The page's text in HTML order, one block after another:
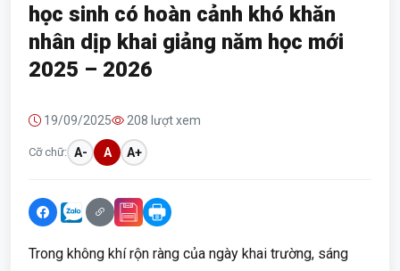
học sinh có hoàn cảnh khó khăn
nhân dịp khai giảng năm học mới
2025 – 2026
19/09/2025 208 lượt xem
Cỡ chữ: A- A A+
Trong không khí rộn ràng của ngày khai trường, sáng